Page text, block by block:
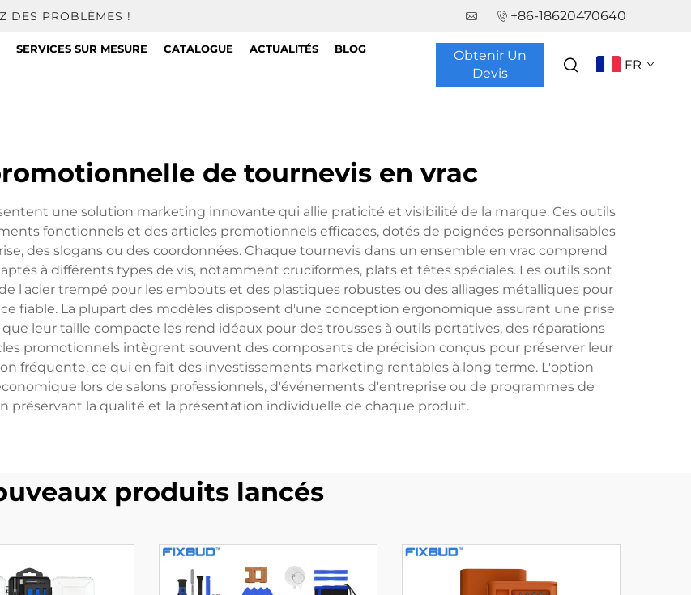
DES PROBLÈMES ! +86-18620470640
SERVICES SUR MESURE CATALOGUE ACTUALITÉS BLOG
Obtenir Un
Devis
FR
de tournevis en vrac
une solution marketing innovante qui allie praticité et visibilité de la marque. Ces outils
fonctionnels et des articles promotionnels efficaces, dotés de poignées personnalisables
des slogans ou des coordonnées. Chaque tournevis dans un ensemble en vrac comprend
à différents types de vis, notamment cruciformes, plats et têtes spéciales. Les outils sont
l'acier trempé pour les embouts et des plastiques robustes ou des alliages métalliques pour
fiable. La plupart des modèles disposent d'une conception ergonomique assurant une prise
leur taille compacte les rend idéaux pour des trousses à outils portatives, des réparations
promotionnels intègrent souvent des composants de précision conçus pour préserver leur
fréquente, ce qui en fait des investissements marketing rentables à long terme. L'option
lors de salons professionnels, d'événements d'entreprise ou de programmes de
préservant la qualité et la présentation individuelle de chaque produit.
produits lancés